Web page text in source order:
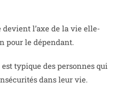
devient l’axe de la vie elle-
pour le dépendant.
typique des personnes qui
dans leur vie.